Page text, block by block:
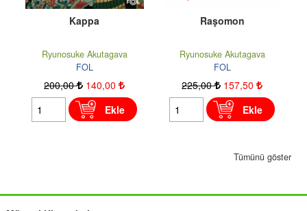
Kappa
Ryunosuke Akutagava
FOL
200,00 140,00
Ekle
Raşomon
Ryunosuke Akutagava
FOL
225,00 157,50
Ekle
Tümünü göster